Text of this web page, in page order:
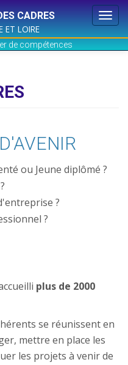
CADRES
ET LOIRE
de compétences
ou Jeune diplômé ?
?
?
plus de 2000
se réunissent en
mettre en place les
les projets à venir de